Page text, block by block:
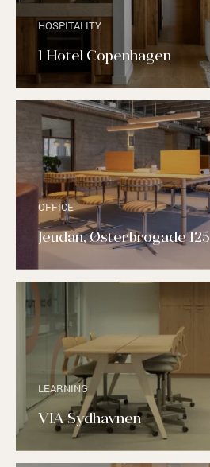
HOSPITALITY
1 Hotel Copenhagen
OFFICE
Jeudan, Østerbrogade 125
LEARNING
VIA Sydhavnen